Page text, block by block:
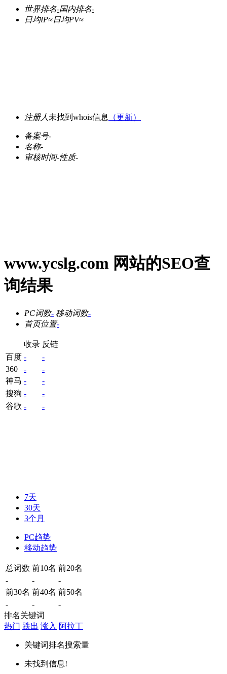
世界排名-国内排名-
日均IP≈日均PV≈
注册人 未找到whois信息 （更新）
备案号-
名称-
审核时间-性质-
www.ycslg.com 网站的SEO查
询结果
PC词数- 移动词数-
首页位置-
收录 反链
百度 -
-
360
-
-
神马 -
-
搜狗 -
-
谷歌 - -
7天
30天
3个月
PC趋势
移动趋势
总词数 前10名 前20名
-
-
-
前30名 前40名 前50名
-
-
-
排名关键词
热门 跌出 涨入 阿拉丁
关键词排名搜索量
未找到信息!